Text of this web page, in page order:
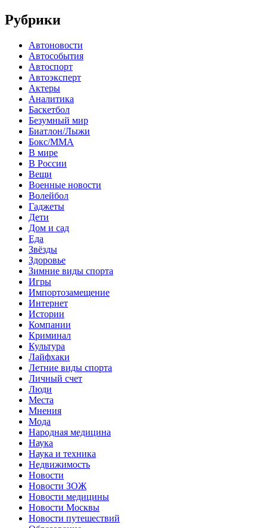
Рубрики
Автоновости
Автособытия
Автоспорт
Автоэксперт
Актеры
Аналитика
Баскетбол
Безумный мир
Биатлон/Лыжи
Бокс/MMA
В мире
В России
Вещи
Военные новости
Волейбол
Гаджеты
Дети
Дом и сад
Еда
Звёзды
Здоровье
Зимние виды спорта
Игры
Импортозамещение
Интернет
Истории
Компании
Криминал
Культура
Лайфхаки
Летние виды спорта
Личный счет
Люди
Места
Мнения
Мода
Народная медицина
Наука
Наука и техника
Недвижимость
Новости
Новости ЗОЖ
Новости медицины
Новости Москвы
Новости путешествий